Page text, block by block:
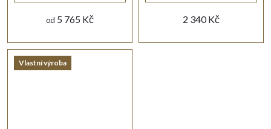
od 5 765 Kč 2 340 Kč
Vlastní výroba